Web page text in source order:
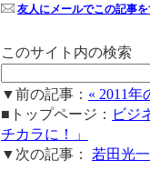
友人にメールでこの記事
このサイト内の検索
▼前の記事： « 2011
■トップページ： ビジ
チカラに！」
▼次の記事： 若田光